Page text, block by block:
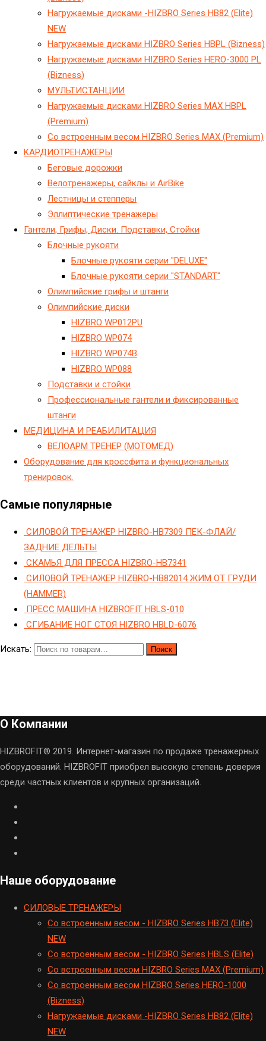
Hагружаемые дисками -HIZBRO Series HB82 (Elite)
NEW
Hагружаемые дисками HIZBRO Series HBPL (Bizness)
Hагружаемые дисками HIZBRO Series HERO-3000 PL
(Bizness)
МУЛЬТИСТАНЦИИ
Нагружаемые дисками HIZBRO Series MAX HBPL
(Premium)
Со встроенным весом HIZBRO Series MAX (Premium)
KАРДИОТРЕНАЖЕРЫ
Беговые дорожки
Велотренажеры, сайклы и AirBike
Лестницы и степперы
Эллиптические тренажеры
Гантели, Грифы, Диски. Подставки, Стойки
Блочные рукояти
Блочные рукояти серии "DELUXE"
Блочные рукояти серии "STANDART"
Олимпийские грифы и штанги
Олимпийские диски
HIZBRO WP012PU
HIZBRO WP074
HIZBRO WP074B
HIZBRO WP088
Подставки и стойки
Профессиональные гантели и фиксированные
штанги
МЕДИЦИНА И РЕАБИЛИТАЦИЯ
ВЕЛОАРМ ТРЕНЕР (МОТОМЕД)
Оборудование для кроссфита и функциональных
тренировок.
Самые популярные
СИЛОВОЙ ТРЕНАЖЕР HIZBRO-HB7309 ПЕК-ФЛАЙ/
ЗАДНИЕ ДЕЛЬТЫ
СКАМЬЯ ДЛЯ ПРЕССА HIZBRO-HB7341
СИЛОВОЙ ТРЕНАЖЕР HIZBRO-HB82014 ЖИМ ОТ ГРУДИ
(HAMMER)
ПРЕСС МАШИНА HIZBROFIT HBLS-010
СГИБАНИЕ НОГ СТОЯ HIZBRO HBLD-6076
Искать: Поиск
О Компании
HIZBROFIT® 2019. Интернет-магазин по продаже тренажерных
оборудований. HIZBROFIT приобрел высокую степень доверия
среди частных клиентов и крупных организаций.
Наше оборудование
CИЛОВЫЕ ТРЕНАЖЕРЫ
Cо встроенным весом - HIZBRO Series HB73 (Elite)
NEW
Cо встроенным весом - HIZBRO Series HBLS (Elite)
Со встроенным весом HIZBRO Series MAX (Premium)
Cо встроенным весом HIZBRO Series HERO-1000
(Bizness)
Hагружаемые дисками -HIZBRO Series HB82 (Elite)
NEW